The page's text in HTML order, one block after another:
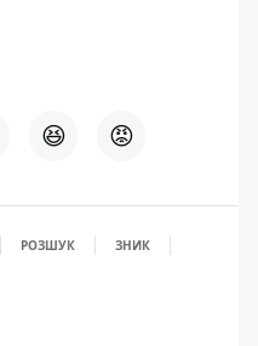
😆 😡
РОЗШУК
ЗНИК